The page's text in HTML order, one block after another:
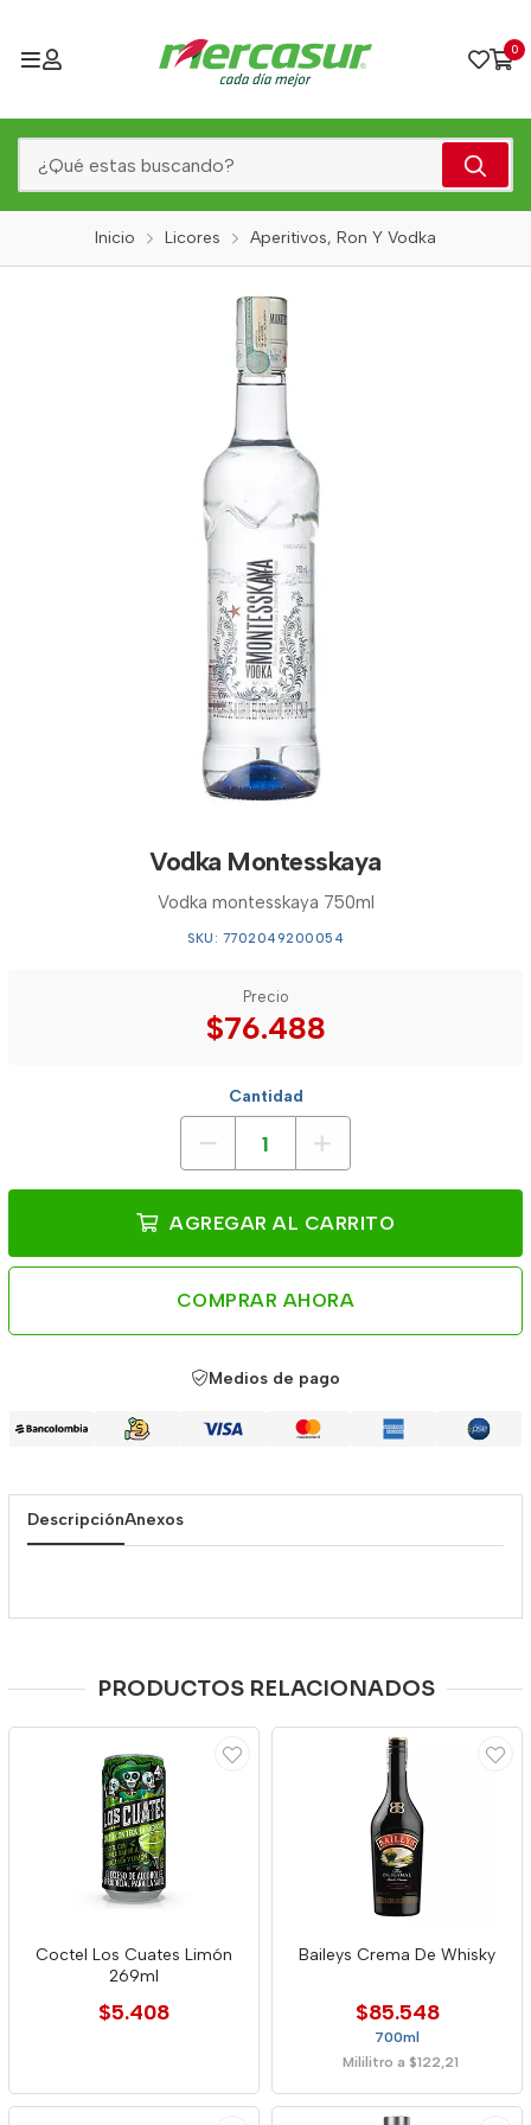
0
Inicio Licores Aperitivos, Ron Y Vodka
Vodka Montesskaya
Vodka montesskaya 750ml
SKU: 7702049200054
Precio
$76.488
Cantidad
AGREGAR AL CARRITO
COMPRAR AHORA
Medios de pago
DescripciónAnexos
PRODUCTOS RELACIONADOS
Coctel Los Cuates Limón
269ml
$5.408
Baileys Crema De Whisky
$85.548
700ml
Mililitro a $122,21